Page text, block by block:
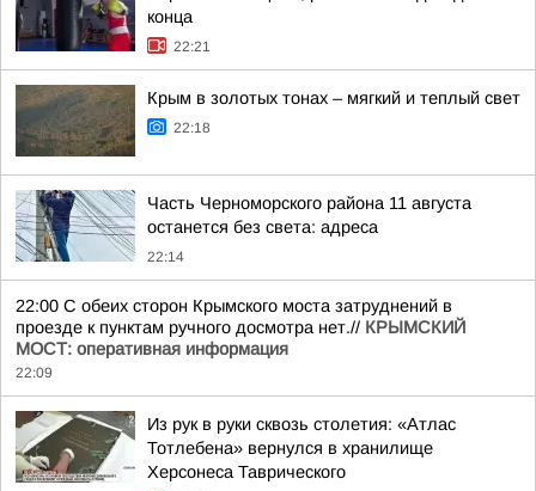
конца
22:21
Крым в золотых тонах – мягкий и теплый свет
22:18
Часть Черноморского района 11 августа
останется без света: адреса
22:14
22:00 С обеих сторон Крымского моста затруднений в
проезде к пунктам ручного досмотра нет.// КРЫМСКИЙ
МОСТ: оперативная информация
22:09
Из рук в руки сквозь столетия: «Атлас
Тотлебена» вернулся в хранилище
Херсонеса Таврического